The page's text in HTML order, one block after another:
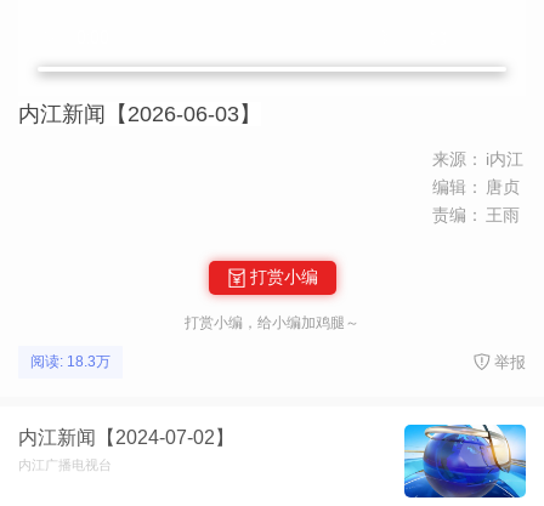
内江新闻【2026-06-03】
来源： i内江
编辑：
唐贞
责编： 王雨
打赏小编
打赏小编，给小编加鸡腿～
阅读: 18.3万 举报
内江新闻【2024-07-02】
内江广播电视台